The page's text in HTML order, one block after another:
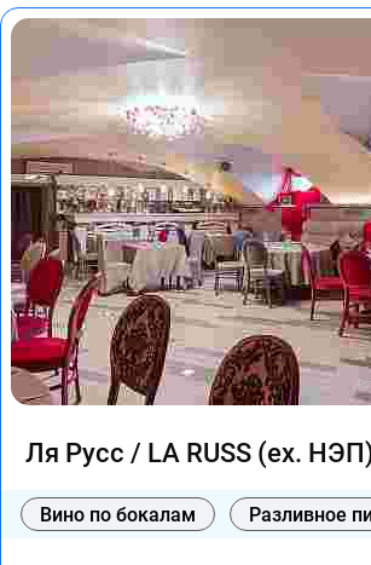
Ля Русс / LA RUSS (ex.
Вино по бокалам Разливное